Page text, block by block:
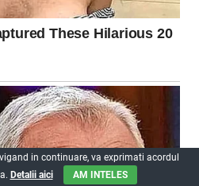
in continuare, va exprimati acordul
Detalii aici AM INTELES